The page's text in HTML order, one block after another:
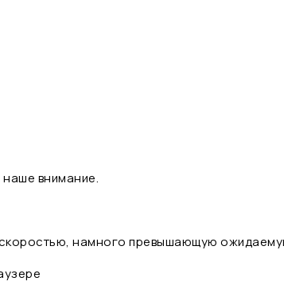
наше внимание.
намного превышающую